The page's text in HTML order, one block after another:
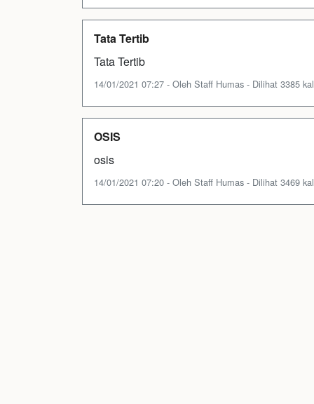
Tata Tertib
Tata Tertib
14/01/2021 07:27 - Oleh Staff Humas - Dilihat 3385
OSIS
osis
14/01/2021 07:20 - Oleh Staff Humas - Dilihat 3469